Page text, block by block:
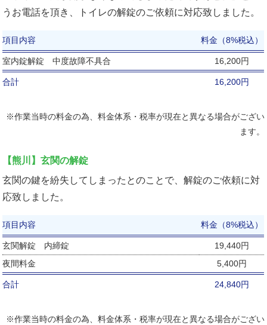
うお電話を頂き、トイレの解錠のご依頼に対応致しました。
項目内容 料金（8%税込）
室内錠解錠 中度故障不具合 16,200円
合計 16,200円
※作業当時の料金の為、料金体系・税率が現在と異なる場合がござい
ます。
【熊川】玄関の解錠
玄関の鍵を紛失してしまったとのことで、解錠のご依頼に対
応致しました。
項目内容 料金（8%税込）
玄関解錠 内締錠
19,440円
夜間料金
5,400円
合計 24,840円
※作業当時の料金の為、料金体系・税率が現在と異なる場合がござい